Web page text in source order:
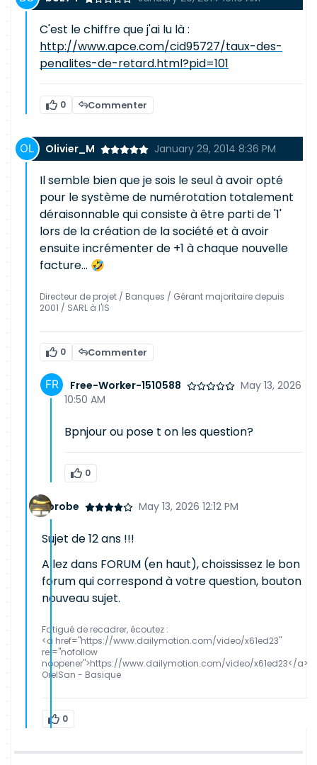
C'est le chiffre que j'ai lu là :
http://www.apce.com/cid95727/taux-des-
penalites-de-retard.html?pid=101
0 Commenter
Olivier_M January 29, 2014 8:36 PM
Il semble bien que je sois le seul à avoir opté
pour le système de numérotation totalement
déraisonnable qui consiste à être parti de '1'
lors de la création de la société et à avoir
ensuite incrémenter de +1 à chaque nouvelle
facture... 🤣
Directeur de projet / Banques / Gérant majoritaire depuis
2001 / SARL à l'IS
0 Commenter
Free-Worker-1510588
May 13, 2026
10:50 AM
Bpnjour ou pose t on les question?
0
probe May 13, 2026 12:12 PM
Sujet de 12 ans !!!
Allez dans FORUM (en haut), choississez le bon
forum qui correspond à votre question, bouton
nouveau sujet.
Fatigué de recadrer, écoutez :
<a href="https://www.dailymotion.com/video/x61ed23"
rel="nofollow
noopener">https://www.dailymotion.com/video/x61ed23</a>
OrelSan - Basique
0